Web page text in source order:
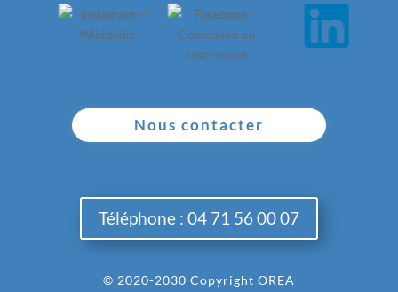
Nous contacter
Téléphone : 04 71 56 00 07
© 2020-2030 Copyright OREA